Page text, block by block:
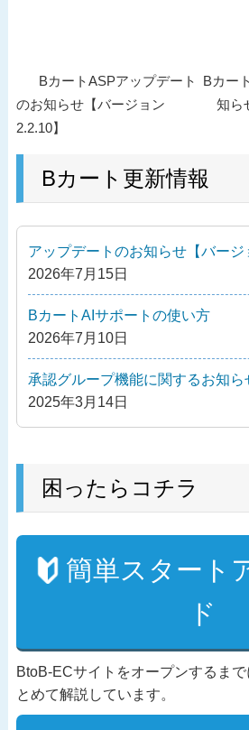
ナ
ョ
ン
過
去
の
稿
BカートASPアップデート
のお知らせ【バージョン
2.2.10】
次
の
Bカー
知ら
Bカート更新情報
アップデートのお知らせ【バージ
2026年7月15日
BカートAIサポートの使い方
2026年7月10日
承認グループ機能に関するお知ら
2025年3月14日
困ったらコチラ
簡単スタート
ド
BtoB-ECサイトをオープンするま
とめて解説しています。